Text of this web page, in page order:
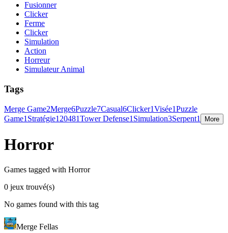
Fusionner
Clicker
Ferme
Clicker
Simulation
Action
Horreur
Simulateur Animal
Tags
Merge Game2Merge6Puzzle7Casual6Clicker1Visée1Puzzle
Game1 Stratégie1 20481Tower Defense1 Simulation3Serpent1 More
Horror
Games tagged with Horror
0 jeux trouvé(s)
No games found with this tag
Merge Fellas